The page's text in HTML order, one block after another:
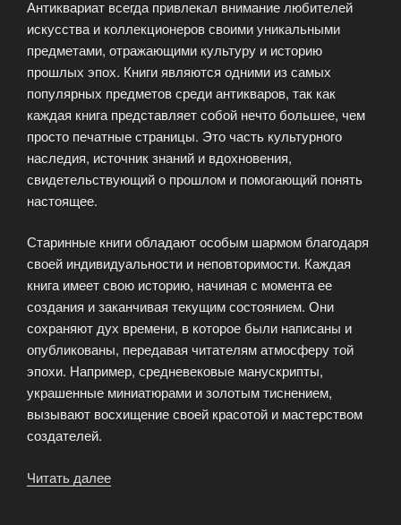
Антиквариат всегда привлекал внимание любителей
искусства и коллекционеров своими уникальными
предметами, отражающими культуру и историю
прошлых эпох. Книги являются одними из самых
популярных предметов среди антикваров, так как
каждая книга представляет собой нечто большее, чем
просто печатные страницы. Это часть культурного
наследия, источник знаний и вдохновения,
свидетельствующий о прошлом и помогающий понять
настоящее.
Старинные книги обладают особым шармом благодаря
своей индивидуальности и неповторимости. Каждая
книга имеет свою историю, начиная с момента ее
создания и заканчивая текущим состоянием. Они
сохраняют дух времени, в которое были написаны и
опубликованы, передавая читателям атмосферу той
эпохи. Например, средневековые манускрипты,
украшенные миниатюрами и золотым тиснением,
вызывают восхищение своей красотой и мастерством
создателей.
Читать далее